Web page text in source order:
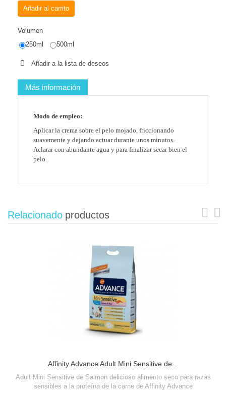
Añadir al carrito
Volumen
250ml
500ml
Añadir a la lista de deseos
Más información
Modo de empleo:
Aplicar la crema sobre el pelo mojado, friccionando
suavemente y dejando actuar durante unos minutos.
Aclarar con abundante agua y para finalizar secar bien el
pelo.
Relacionado productos
Affinity Advance Adult Mini Sensitive de...
Adult Mini Sensitive de Salmon delicioso alimento seco para razas
sensibles a la proteína de la carne de Affinity Advance